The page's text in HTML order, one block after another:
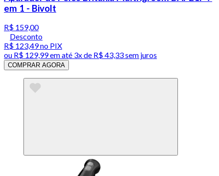
em 1 - Bivolt
R$ 159,00
Desconto
R$ 123,49no PIX
ou R$ 129,99em até 3x de R$ 43,33 sem juros
COMPRAR AGORA